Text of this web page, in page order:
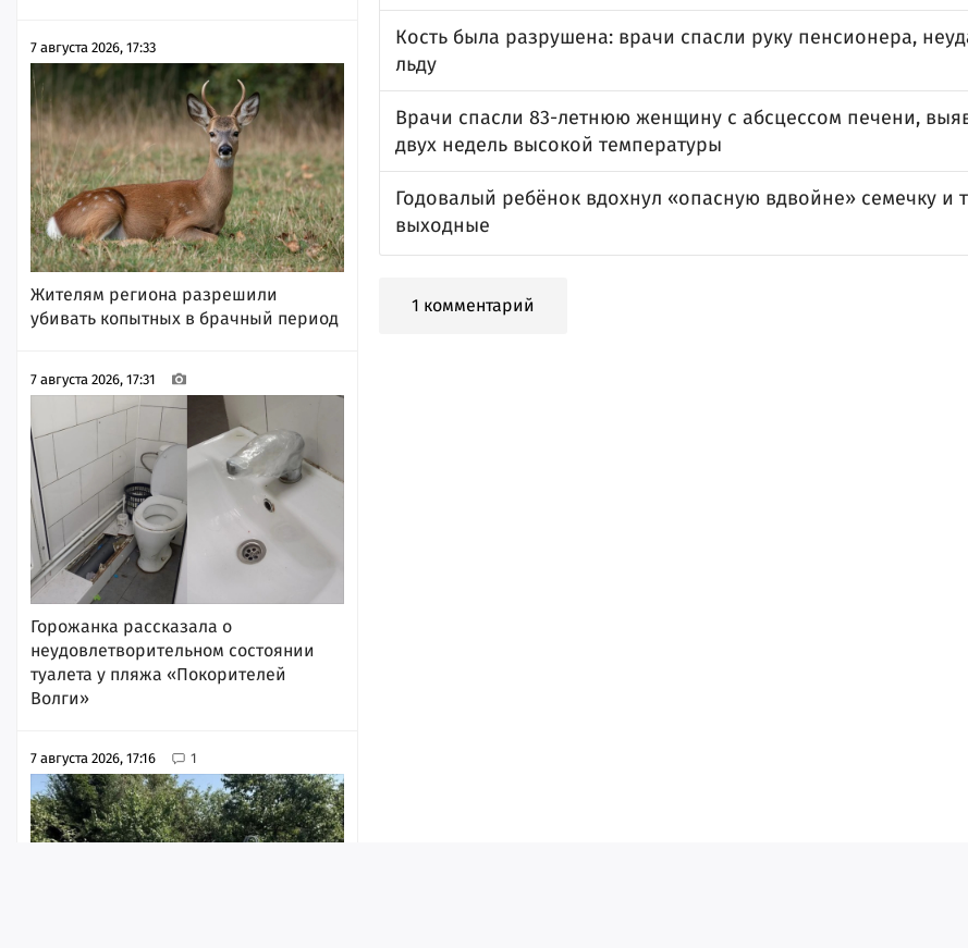
7 августа 2026, 17:33
Жителям региона разрешили
убивать копытных в брачный период
7 августа 2026, 17:31
Горожанка рассказала о
неудовлетворительном состоянии
туалета у пляжа «Покорителей
Волги»
7 августа 2026, 17:16 1
Кость была разрушена: врачи спасли руку пенсионера,
льду
Врачи спасли 83-летнюю женщину с абсцессом печени,
двух недель высокой температуры
Годовалый ребёнок вдохнул «опасную вдвойне» семечку и
выходные
1 комментарий